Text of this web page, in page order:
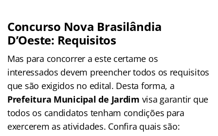
Concurso Nova Brasilândia
D’Oeste: Requisitos
Mas para concorrer a este certame os
interessados devem preencher todos os requisitos
que são exigidos no edital. Desta forma, a
Prefeitura Municipal de Jardim visa garantir que
todos os candidatos tenham condições para
exercerem as atividades. Confira quais são: